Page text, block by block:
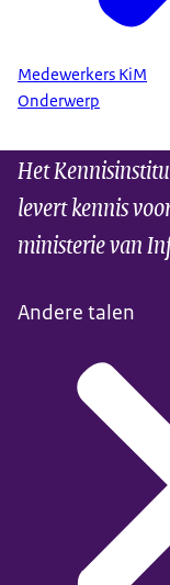
Medewerkers KiM
Onderwerp
Het
levert kennis
ministerie van
Andere talen